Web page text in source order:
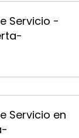
Servicio -
Servicio en